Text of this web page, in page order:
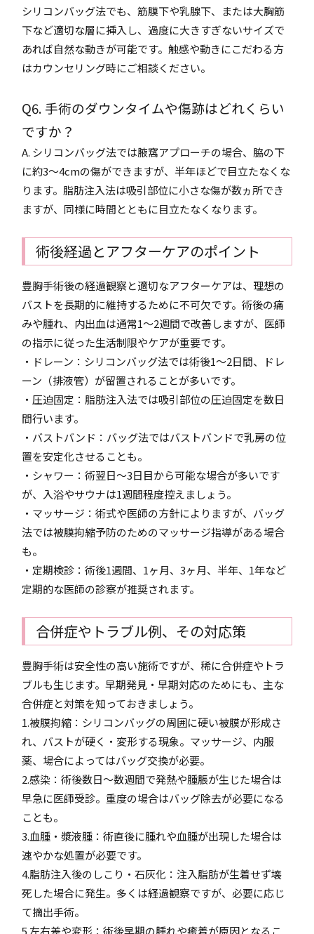
シリコンバッグ法でも、筋膜下や乳腺下、または大胸筋
下など適切な層に挿入し、過度に大きすぎないサイズで
あれば自然な動きが可能です。触感や動きにこだわる方
はカウンセリング時にご相談ください。
Q6. 手術のダウンタイムや傷跡はどれくらい
ですか？
A. シリコンバッグ法では腋窩アプローチの場合、脇の下
に約3～4cmの傷ができますが、半年ほどで目立たなくな
ります。脂肪注入法は吸引部位に小さな傷が数ヵ所でき
ますが、同様に時間とともに目立たなくなります。
術後経過とアフターケアのポイント
豊胸手術後の経過観察と適切なアフターケアは、理想の
バストを長期的に維持するために不可欠です。術後の痛
みや腫れ、内出血は通常1～2週間で改善しますが、医師
の指示に従った生活制限やケアが重要です。
・ドレーン：シリコンバッグ法では術後1～2日間、ドレ
ーン（排液管）が留置されることが多いです。
・圧迫固定：脂肪注入法では吸引部位の圧迫固定を数日
間行います。
・バストバンド：バッグ法ではバストバンドで乳房の位
置を安定化させることも。
・シャワー：術翌日～3日目から可能な場合が多いです
が、入浴やサウナは1週間程度控えましょう。
・マッサージ：術式や医師の方針によりますが、バッグ
法では被膜拘縮予防のためのマッサージ指導がある場合
も。
・定期検診：術後1週間、1ヶ月、3ヶ月、半年、1年など
定期的な医師の診察が推奨されます。
合併症やトラブル例、その対応策
豊胸手術は安全性の高い施術ですが、稀に合併症やトラ
ブルも生じます。早期発見・早期対応のためにも、主な
合併症と対策を知っておきましょう。
1.被膜拘縮：シリコンバッグの周囲に硬い被膜が形成さ
れ、バストが硬く・変形する現象。マッサージ、内服
薬、場合によってはバッグ交換が必要。
2.感染：術後数日～数週間で発熱や腫脹が生じた場合は
早急に医師受診。重度の場合はバッグ除去が必要になる
ことも。
3.血腫・漿液腫：術直後に腫れや血腫が出現した場合は
速やかな処置が必要です。
4.脂肪注入後のしこり・石灰化：注入脂肪が生着せず壊
死した場合に発生。多くは経過観察ですが、必要に応じ
て摘出手術。
5.左右差や変形：術後早期の腫れや癒着が原因となるこ